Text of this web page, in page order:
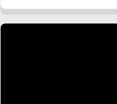
متخلف مورد اصابت قرار
تاریخی برای خلع سلاح